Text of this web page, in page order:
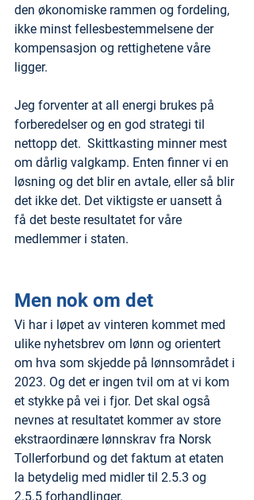
den økonomiske rammen og fordeling,
ikke minst fellesbestemmelsene der
kompensasjon og rettighetene våre
ligger.
Jeg forventer at all energi brukes på
forberedelser og en god strategi til
nettopp det.  Skittkasting minner mest
om dårlig valgkamp. Enten finner vi en
løsning og det blir en avtale, eller så blir
det ikke det. Det viktigste er uansett å
få det beste resultatet for våre
medlemmer i staten.
Men nok om det
Vi har i løpet av vinteren kommet med
ulike nyhetsbrev om lønn og orientert
om hva som skjedde på lønnsområdet i
2023. Og det er ingen tvil om at vi kom
et stykke på vei i fjor. Det skal også
nevnes at resultatet kommer av store
ekstraordinære lønnskrav fra Norsk
Tollerforbund og det faktum at etaten
la betydelig med midler til 2.5.3 og
2.5.5 forhandlinger.